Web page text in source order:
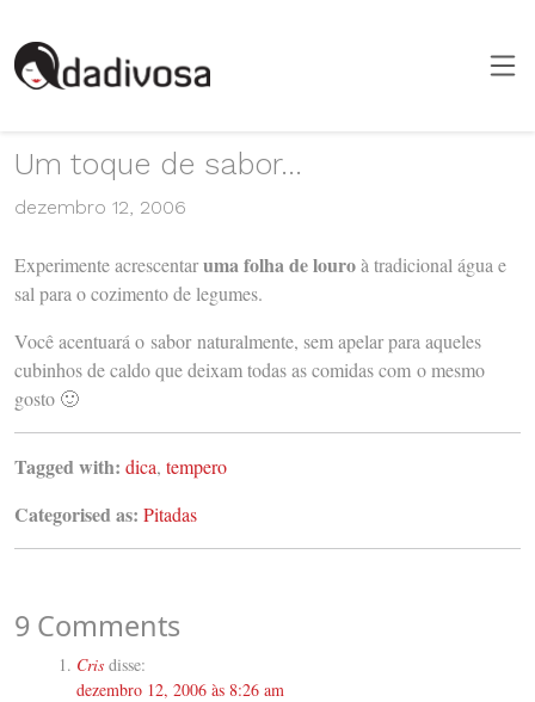
Um toque de sabor…
dezembro 12, 2006
Experimente acrescentaruma folha de louroà tradicional água e
sal para o cozimento de legumes.
Você acentuará o sabor naturalmente, sem apelar para aqueles
cubinhos de caldo que deixam todas as comidas com o mesmo
gosto 🙂
Tagged with: dica, tempero
Categorised as: Pitadas
9 Comments
Cris disse:
dezembro 12, 2006 às 8:26 am